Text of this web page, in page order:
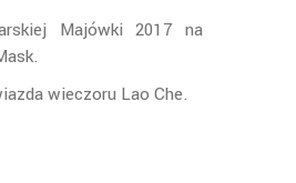
Majówki 2017 na
wieczoru Lao Che.